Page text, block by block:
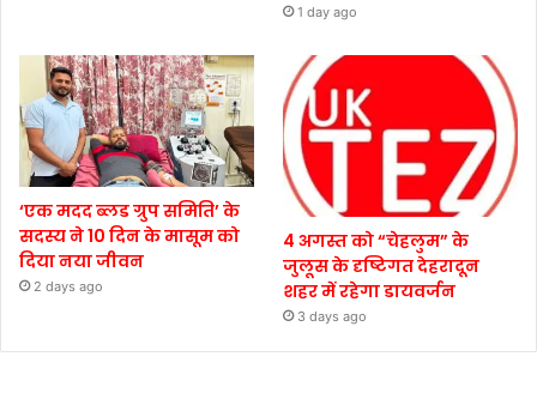
1 day ago
‘एक मदद ब्लड ग्रुप समिति’ के
सदस्य ने 10 दिन के मासूम को
दिया नया जीवन
2 days ago
4 अगस्त को “चेहलुम” के
जुलूस के दृष्टिगत देहरादून
शहर में रहेगा डायवर्जन
3 days ago